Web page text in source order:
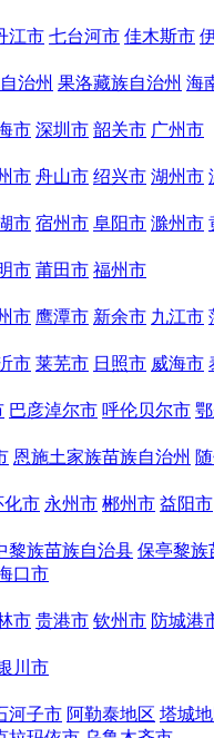
江市 七台河市 佳木斯市
治州 果洛藏族自治州 海
市 深圳市 韶关市 广州市
市 舟山市 绍兴市 湖州市
市 宿州市 阜阳市 滁州市
市 莆田市 福州市
市 鹰潭市 新余市 九江市
市 莱芜市 日照市 威海市
巴彦淖尔市 呼伦贝尔市
恩施土家族苗族自治州
化市 永州市 郴州市 益阳市
黎族苗族自治县 保亭黎族
口市
市 贵港市 钦州市 防城港
川市
河子市 阿勒泰地区 塔城